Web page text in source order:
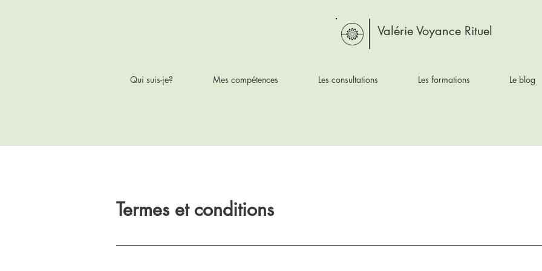
Valérie Voyance Rituel
Qui suis-je? Mes compétences Les consultations Les formations Le blog
Termes et conditions